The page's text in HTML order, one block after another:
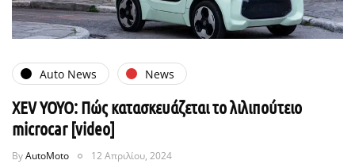
Auto News News
XEV YOYO: Πώς κατασκευάζεται το λιλιπούτειο
microcar [video]
ByAutoMoto 12 Απριλίου, 2024